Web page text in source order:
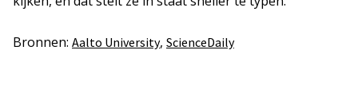
Bronnen: Aalto University, ScienceDaily